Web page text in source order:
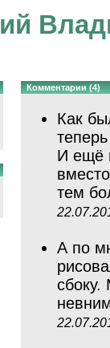
Комментарии (4)
Как
И ещё
тем
А по
сбоку.